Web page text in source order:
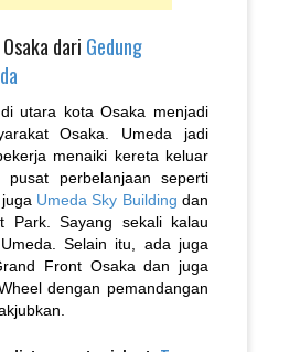
dari Gedung
utara kota Osaka menjadi
Osaka. Umeda jadi
menaiki kereta keluar
perbelanjaan seperti
Umeda Sky Building dan
Park. Sayang sekali kalau
Selain itu, ada juga
Front Osaka dan juga
dengan pemandangan